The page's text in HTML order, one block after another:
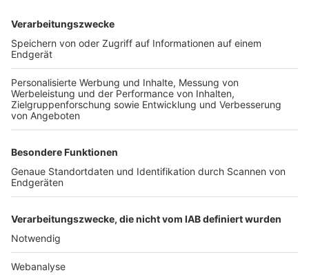
TOP-VEREINE
TOP-PARTNER